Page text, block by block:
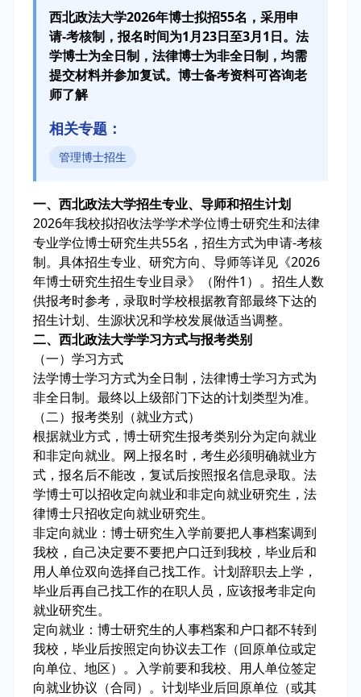
西北政法大学2026年博士拟招55名，采用申
请-考核制，报名时间为1月23日至3月1日。法
学博士为全日制，法律博士为非全日制，均需
提交材料并参加复试。博士备考资料可咨询老
师了解
相关专题：
管理博士招生
一、西北政法大学招生专业、导师和招生计划
2026年我校拟招收法学学术学位博士研究生和法律
专业学位博士研究生共55名，招生方式为申请-考核
制。具体招生专业、研究方向、导师等详见《2026
年博士研究生招生专业目录》（附件1）。招生人数
供报考时参考，录取时学校根据教育部最终下达的
招生计划、生源状况和学校发展做适当调整。
二、西北政法大学学习方式与报考类别
（一）学习方式
法学博士学习方式为全日制，法律博士学习方式为
非全日制。最终以上级部门下达的计划类型为准。
（二）报考类别（就业方式）
根据就业方式，博士研究生报考类别分为定向就业
和非定向就业。网上报名时，考生必须明确就业方
式，报名后不能改，复试后按照报名信息录取。法
学博士可以招收定向就业和非定向就业研究生，法
律博士只招收定向就业研究生。
非定向就业：博士研究生入学前要把人事档案调到
我校，自己决定要不要把户口迁到我校，毕业后和
用人单位双向选择自己找工作。计划辞职去上学，
毕业后再自己找工作的在职人员，应该报考非定向
就业研究生。
定向就业：博士研究生的人事档案和户口都不转到
我校，毕业后按照定向协议去工作（回原单位或定
向单位、地区）。入学前要和我校、用人单位签定
向就业协议（合同）。计划毕业后回原单位（或其